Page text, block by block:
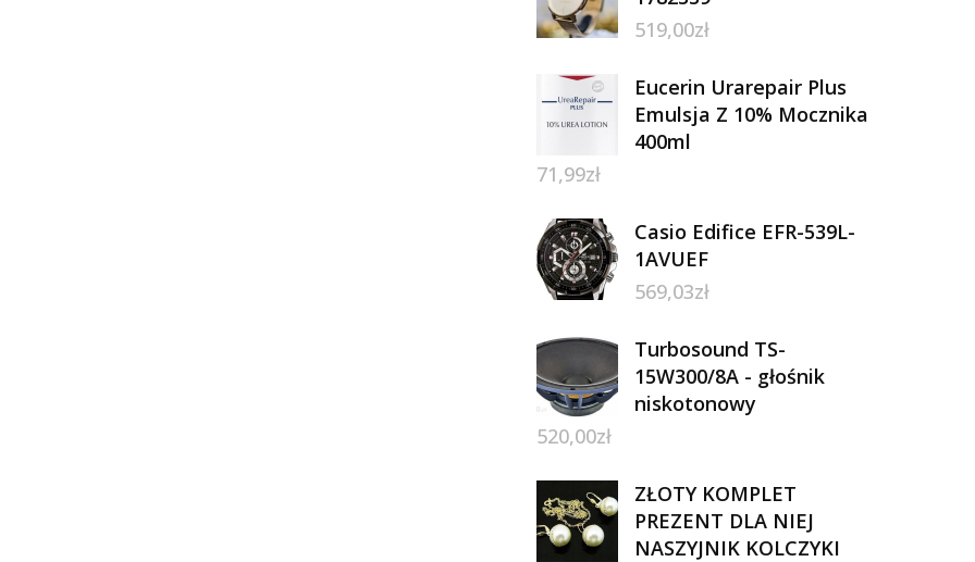
519,00zł
Eucerin Urarepair Plus
Emulsja Z 10% Mocznika
400ml
71,99zł
Casio Edifice EFR-539L-
1AVUEF
569,03zł
Turbosound TS-
15W300/8A - głośnik
niskotonowy
520,00zł
ZŁOTY KOMPLET
PREZENT DLA NIEJ
NASZYJNIK KOLCZYKI